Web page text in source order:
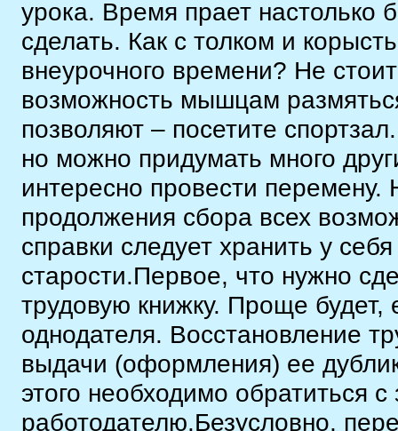
урока. Время прает настолько
сделать. Как с толком и
внеурочного времени? Не
возможность мышцам
позволяют – посетите
но можно придумать много
интересно провести
продолжения сбора всех
справки следует хранить у
старости.Первое, что нужно
трудовую книжку. Проще
однодателя. Восстановление
выдачи (оформления) ее
этого необходимо обратиться
работодателю.Безусловно,